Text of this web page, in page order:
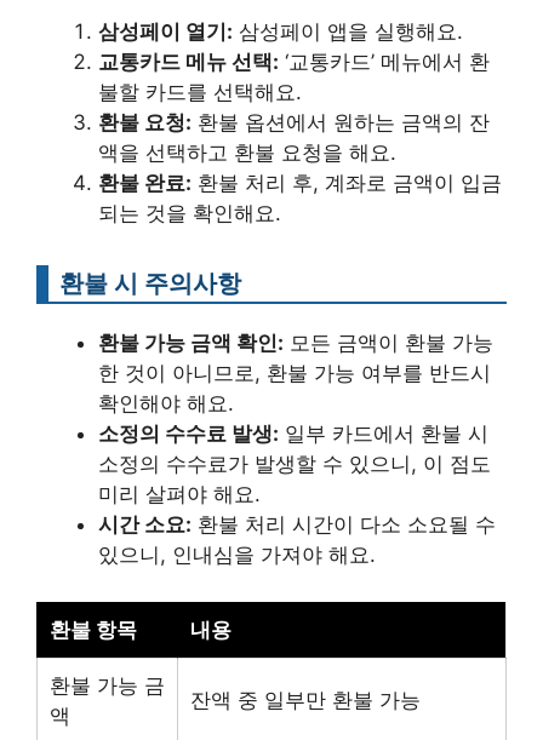
삼성페이 열기: 삼성페이 앱을 실행해요.
교통카드 메뉴 선택: ‘교통카드’ 메뉴에서 환
불할 카드를 선택해요.
환불 요청: 환불 옵션에서 원하는 금액의 잔
액을 선택하고 환불 요청을 해요.
환불 완료: 환불 처리 후, 계좌로 금액이 입금
되는 것을 확인해요.
환불 시 주의사항
환불 가능 금액 확인: 모든 금액이 환불 가능
한 것이 아니므로, 환불 가능 여부를 반드시
확인해야 해요.
소정의 수수료 발생: 일부 카드에서 환불 시
소정의 수수료가 발생할 수 있으니, 이 점도
미리 살펴야 해요.
시간 소요: 환불 처리 시간이 다소 소요될 수
있으니, 인내심을 가져야 해요.
환불 항목 내용
환불 가능 금
액
잔액 중 일부만 환불 가능